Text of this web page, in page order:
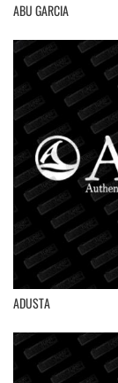
ABU GARCIA
ADUSTA